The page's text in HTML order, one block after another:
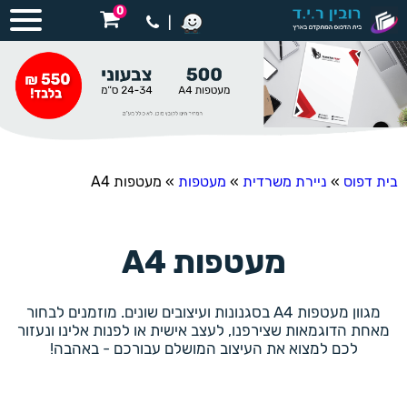
0
בית דפוס » ניירת משרדית » מעטפות » מעטפות A4
מעטפות A4
מגוון מעטפות A4 בסגנונות ועיצובים שונים. מוזמנים לבחור
מאחת הדוגמאות שצירפנו, לעצב אישית או לפנות אלינו ונעזור
לכם למצוא את העיצוב המושלם עבורכם - באהבה!